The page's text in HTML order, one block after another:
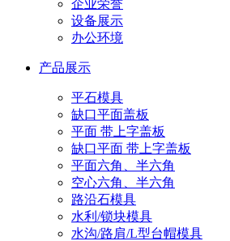
企业荣誉
设备展示
办公环境
产品展示
平石模具
缺口平面盖板
平面 带上字盖板
缺口平面 带上字盖板
平面六角、半六角
空心六角、半六角
路沿石模具
水利/锁块模具
水沟/路肩/L型台帽模具